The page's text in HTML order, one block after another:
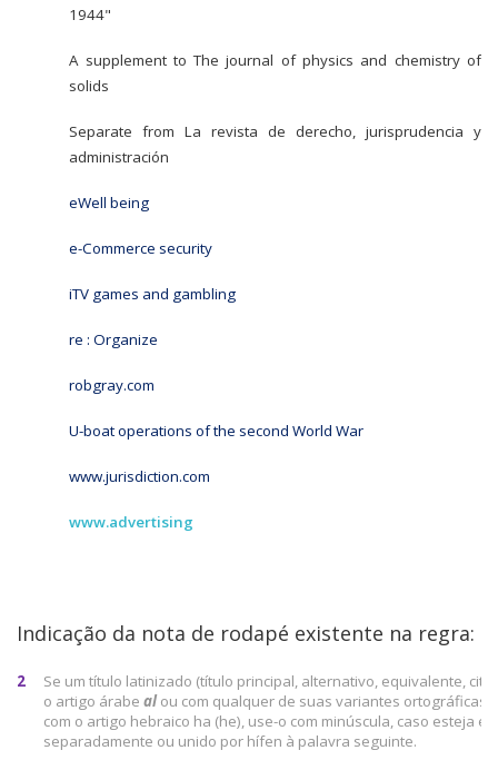
1944"
A supplement to The journal of physics and chemistry of
solids
Separate from La revista de derecho, jurisprudencia y
administración
eWell being
e-Commerce security
iTV games and gambling
re : Organize
robgray.com
U-boat operations of the second World War
www.jurisdiction.com
www.advertising
Indicação da nota de rodapé existente na regra:
2
Se um título latinizado (título principal, alternativo, equivalente,
o artigo árabe alou com qualquer de suas variantes ortográficas
com o artigo hebraico ha (he), use-o com minúscula, caso esteja
separadamente ou unido por hífen à palavra seguinte.